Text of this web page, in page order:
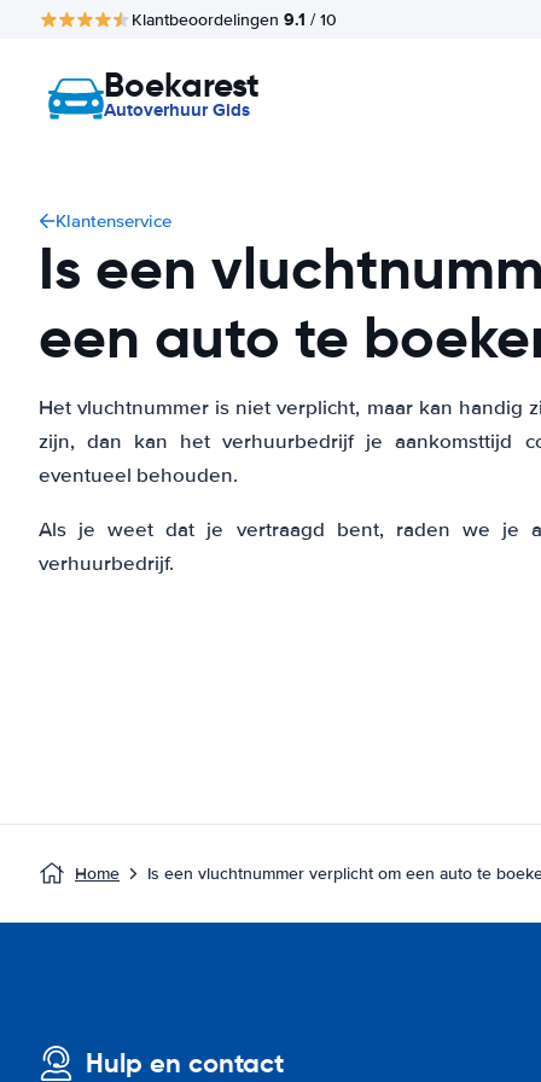
Klantbeoordelingen 9.1 / 10
Boekarest
Autoverhuur Gids
Klantenservice
Is een
een auto te
Het vluchtnummer is niet verplicht, maar kan handig
zijn, dan kan het verhuurbedrijf je aankomsttijd
eventueel behouden.
Als je weet dat je vertraagd bent, raden we je
verhuurbedrijf.
Home Is een vluchtnummer verplicht om een auto te
Hulp en contact